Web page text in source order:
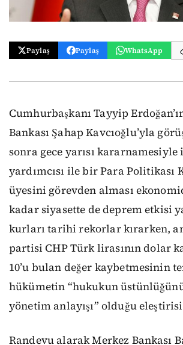
Paylaş Paylaş WhatsApp
Cumhurbaşkanı Tayyip
Bankası Şahap Kavcıoğlu’yla
sonra gece yarısı
yardımcısı ile bir Para Politikası
üyesini görevden alması
kadar siyasette de deprem etkisi
kurları tarihi rekorlar kırarken,
partisi CHP Türk lirasının dolar
10’u bulan değer kaybetmesinin
hükümetin “hukukun
yönetim anlayışı” olduğu
Randevu alarak Merkez Bankası